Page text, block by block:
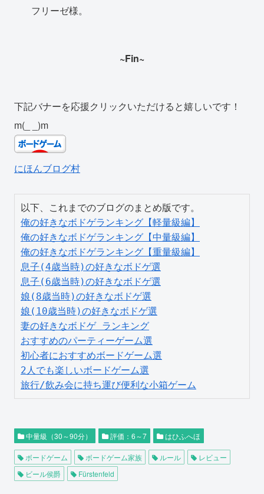
フリーゼ様。
~Fin~
下記バナーを応援クリックいただけると嬉しいです！
m(_ _)m
にほんブログ村
俺の好きなボドゲランキング【軽量級編】
俺の好きなボドゲランキング【中量級編】
俺の好きなボドゲランキング【重量級編】
息子(4歳当時)の好きなボドゲ選
息子(6歳当時)の好きなボドゲ選
娘(8歳当時)の好きなボドゲ選
娘(10歳当時)の好きなボドゲ選
妻の好きなボドゲ ランキング
おすすめのパーティーゲーム選
初心者におすすめボードゲーム選
2人でも楽しいボードゲーム選
旅行/飲み会に持ち運び便利な小箱ゲーム
中量級（30～90分） 評価：6～7 はひふへほ
ボードゲーム ボードゲーム家族 ルール
レビュー
ビール侯爵
Fürstenfeld